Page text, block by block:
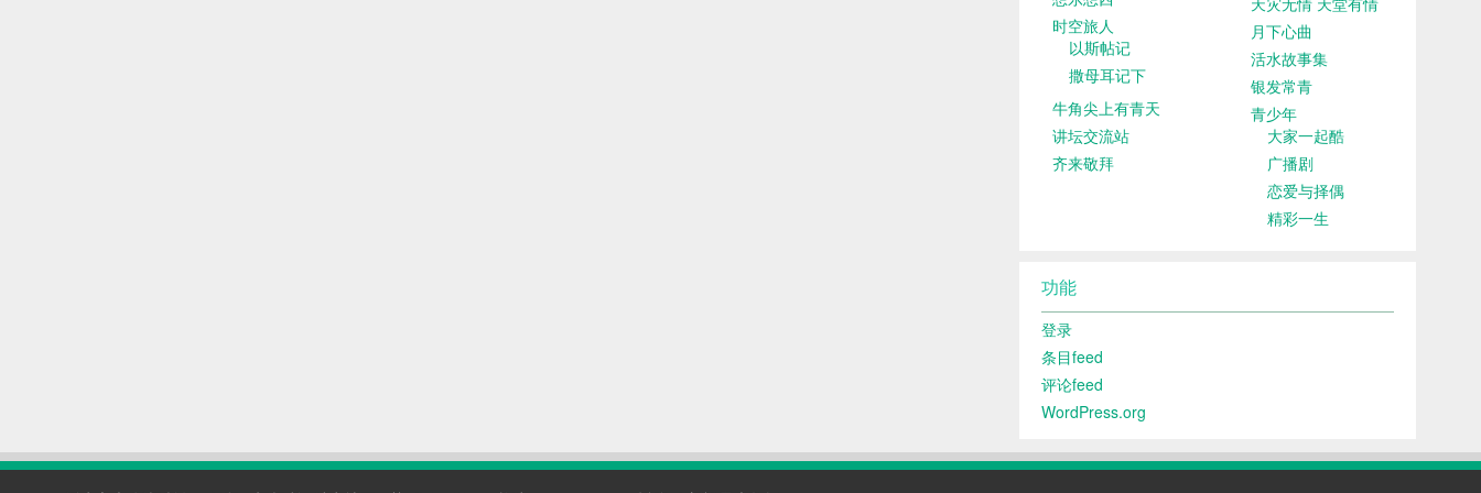
时空旅人
以斯帖记
撒母耳记下
牛角尖上有青天
讲坛交流站
齐来敬拜
月下心曲
活水故事集
银发常青
青少年
大家一起酷
广播剧
恋爱与择偶
精彩一生
功能
登录
条目feed
评论feed
WordPress.org